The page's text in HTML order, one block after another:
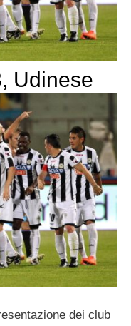
Udinese
dei club